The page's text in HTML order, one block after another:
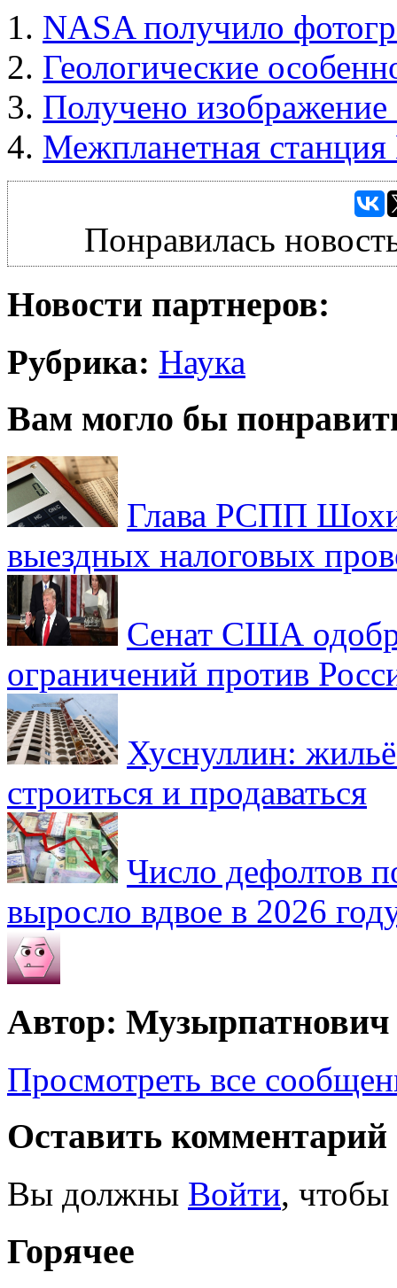
NASA получило
Геологические
Получено
Межпланетная
Понравилась
Новости партнеров:
Рубрика: Наука
Вам могло бы
Глава РСПП
выездных налоговых
Сенат США
ограничений против
Хуснуллин:
строиться и продаваться
Число дефолтов
выросло вдвое в 2026
Автор: Музырпатнович
Просмотреть все
Оставить комментарий
Вы должны Войти, чтобы
Горячее